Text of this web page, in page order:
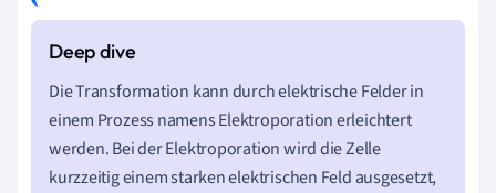
Die Transformation kann durch elektrische Felder in
einem Prozess namens Elektroporation erleichtert
werden. Bei der Elektroporation wird die Zelle
kurzzeitig einem starken elektrischen Feld ausgesetzt,